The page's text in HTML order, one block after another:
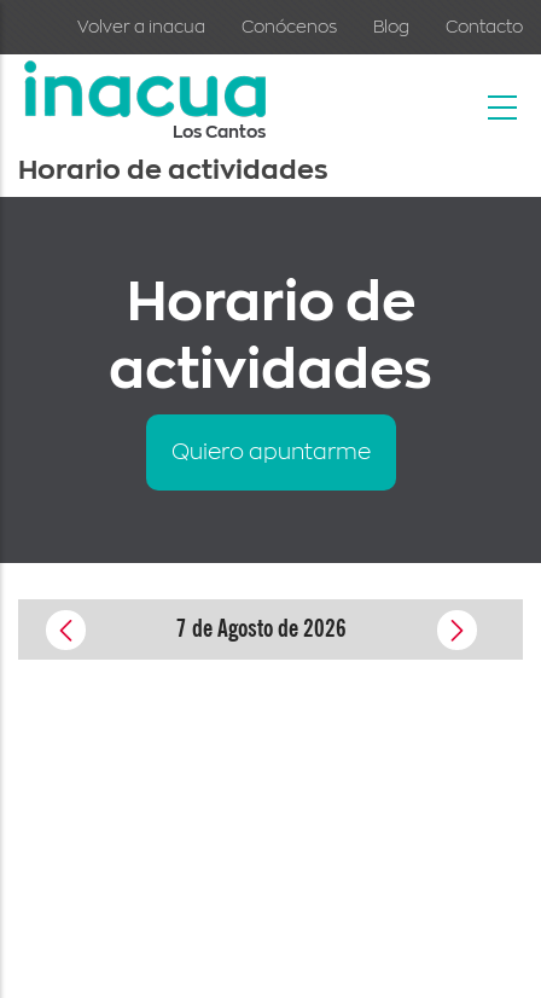
Skip to main content
Volver a inacua Conócenos Blog Contacto
Los Cantos
Horario de actividades
Horario de
actividades
Quiero apuntarme